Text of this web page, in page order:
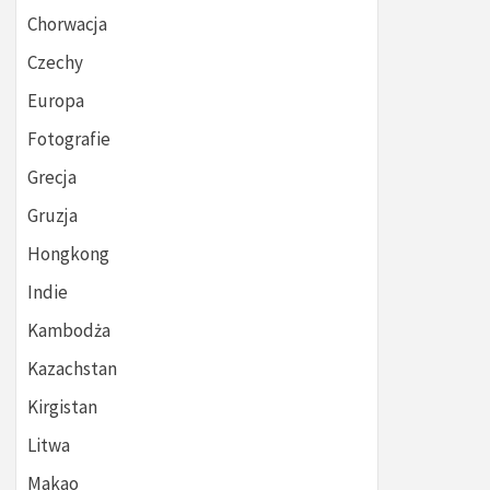
Chorwacja
Czechy
Europa
Fotografie
Grecja
Gruzja
Hongkong
Indie
Kambodża
Kazachstan
Kirgistan
Litwa
Makao